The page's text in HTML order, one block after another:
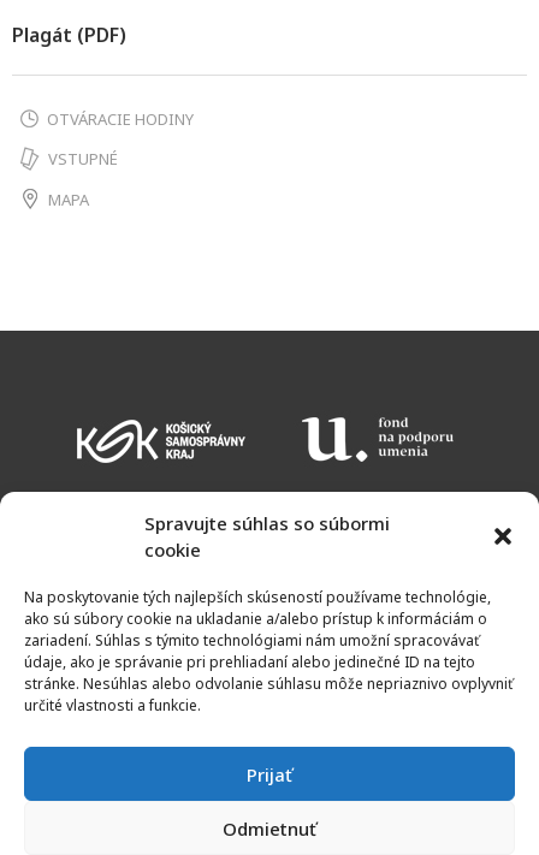
Spravujte súhlas so súbormi
cookie
Na poskytovanie tých najlepších skúseností používame technológie,
ako sú súbory cookie na ukladanie a/alebo prístup k informáciám o
zariadení. Súhlas s týmito technológiami nám umožní spracovávať
údaje, ako je správanie pri prehliadaní alebo jedinečné ID na tejto
stránke. Nesúhlas alebo odvolanie súhlasu môže nepriaznivo ovplyvniť
určité vlastnosti a funkcie.
Prijať
Odmietnuť
Plagát (PDF)
OTVÁRACIE HODINY
VSTUPNÉ
MAPA
KALENDÁR PODUJATÍ
NEWSLETTER